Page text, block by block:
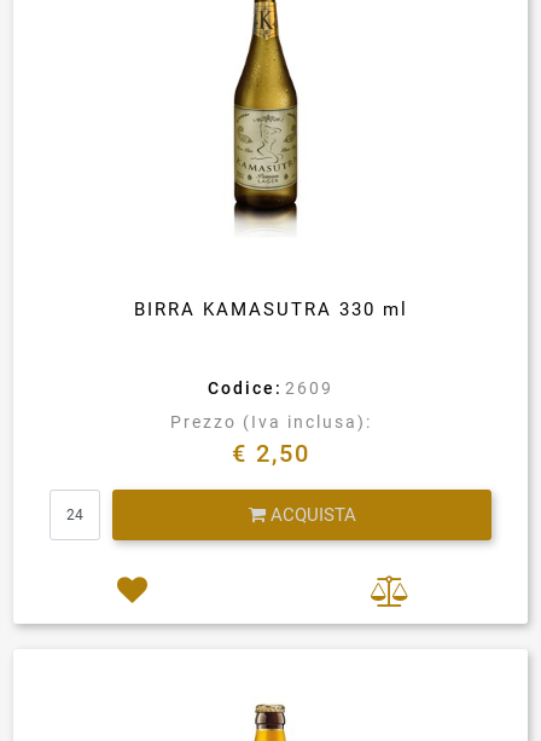
BIRRA KAMASUTRA 330 ml
Codice: 2609
Prezzo (Iva inclusa):
€ 2,50
ACQUISTA